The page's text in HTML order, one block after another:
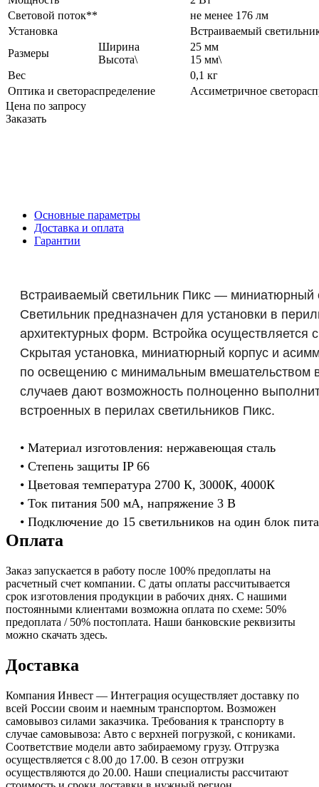
Световой поток**
не менее 176 лм
Установка
Встраиваемый
Размеры
Ширина
Высота\
25 мм
15 мм\
Вес
0,1 кг
Оптика и светораспределение
Ассиметричное
Цена по запросу
Заказать
Основные параметры
Доставка и оплата
Гарантии
Встраиваемый светильник Пикс — миниатюрный
Светильник предназначен для установки в
архитектурных форм. Встройка осуществляется
Скрытая установка, миниатюрный корпус и
по освещению с минимальным вмешательством
случаев дают возможность полноценно
встроенных в перилах светильников Пикс.
• Материал изготовления: нержавеющая сталь
• Степень защиты IP 66
• Цветовая температура 2700 К, 3000К, 4000К
• Ток питания 500 мА, напряжение 3 В
• Подключение до 15 светильников на один блок
Оплата
Заказ запускается в работу после 100% предоплаты на
расчетный счет компании. С даты оплаты рассчитывается
срок изготовления продукции в рабочих днях. С нашими
постоянными клиентами возможна оплата по схеме: 50%
предоплата / 50% постоплата. Наши банковские реквизиты
можно скачать здесь.
Доставка
Компания Инвест — Интеграция осуществляет доставку по
всей России своим и наемным транспортом. Возможен
самовывоз силами заказчика. Требования к транспорту в
случае самовывоза: Авто с верхней погрузкой, с кониками.
Соответствие модели авто забираемому грузу. Отгрузка
осуществляется с 8.00 до 17.00. В сезон отгрузки
осуществляются до 20.00. Наши специалисты рассчитают